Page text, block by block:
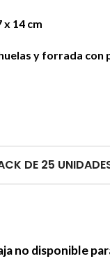
x 14 cm
y forrada con
DE 25
no disponible